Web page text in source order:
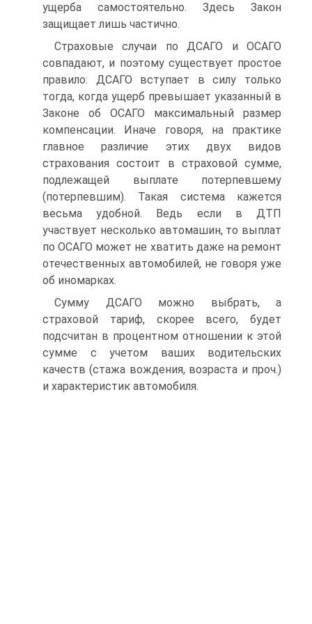
ущерба самостоятельно. Здесь Закон
защищает лишь частично.
Страховые случаи по ДСАГО и ОСАГО
совпадают, и поэтому существует простое
правило: ДСАГО вступает в силу только
тогда, когда ущерб превышает указанный в
Законе об ОСАГО максимальный размер
компенсации. Иначе говоря, на практике
главное различие этих двух видов
страхования состоит в страховой сумме,
подлежащей выплате потерпевшему
(потерпевшим). Такая система кажется
весьма удобной. Ведь если в ДТП
участвует несколько автомашин, то выплат
по ОСАГО может не хватить даже на ремонт
отечественных автомобилей, не говоря уже
об иномарках.
Сумму ДСАГО можно выбрать, а
страховой тариф, скорее всего, будет
подсчитан в процентном отношении к этой
сумме с учетом ваших водительских
качеств (стажа вождения, возраста и проч.)
и характеристик автомобиля.